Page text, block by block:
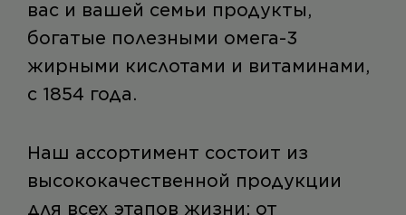
вас и вашей семьи продукты,
богатые полезными омега-3
жирными кислотами и витаминами,
с 1854 года.
Наш ассортимент состоит из
высококачественной продукции
для всех этапов жизни: от